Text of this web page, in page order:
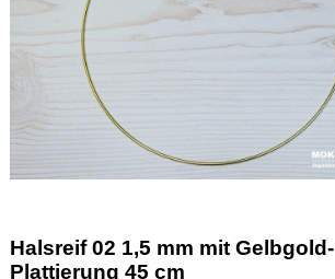
Halsreif 02 1,5 mm mit Gelbgold-
Plattierung 45 cm